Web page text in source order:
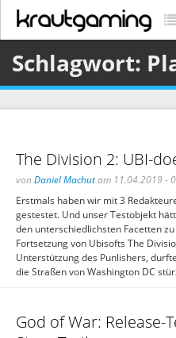
Schlagwort:
The Division 2: UBI-
von Daniel Machutam 11.04.2019 -
Erstmals haben wir mit 3
gestestet. Und unser Testobjekt
den unterschiedlichsten Facetten
Fortsetzung von Ubisofts The
Unterstützung des Punlishers,
die Straßen von Washington DC
God of War: